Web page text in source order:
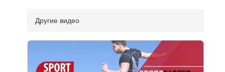
Другие видео